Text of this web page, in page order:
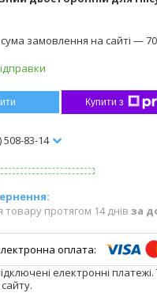
замовлення на сайті —
Купити з
508-83-14
протягом 14 днів за
електронні